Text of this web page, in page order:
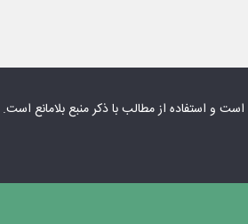
است و استفاده از مطالب با ذکر منبع بلامانع است.